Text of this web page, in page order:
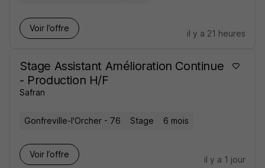
Voir l’offre
il y a 21 heures
Stage Assistant Amélioration Continue
- Production H/F
Safran
Gonfreville-l'Orcher - 76 Stage 6 mois
Voir l’offre
il y a 1 jour